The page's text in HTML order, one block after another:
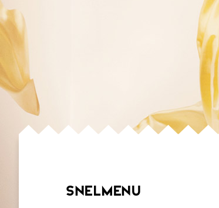
Snelmenu